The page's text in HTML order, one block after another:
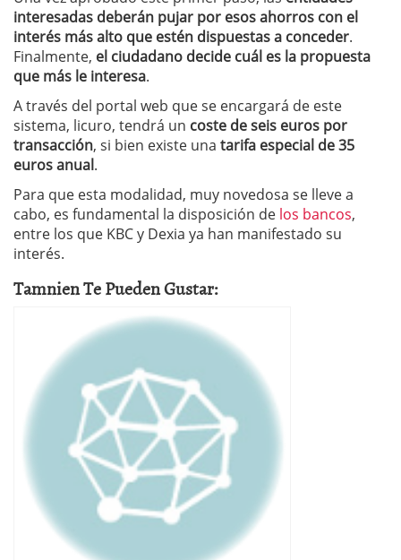
interesadas deberán pujar por esos ahorros con el
interés más alto que estén dispuestas a conceder.
Finalmente, el ciudadano decide cuál es la propuesta
que más le interesa.
A través del portal web que se encargará de este
sistema, licuro, tendrá un coste de seis euros por
transacción, si bien existe una tarifa especial de 35
euros anual.
Para que esta modalidad, muy novedosa se lleve a
cabo, es fundamental la disposición de los bancos,
entre los que KBC y Dexia ya han manifestado su
interés.
Tamnien Te Pueden Gustar: